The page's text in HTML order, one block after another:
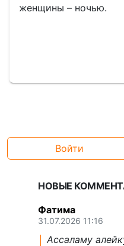
женщины – ночью.
Войти
НОВЫЕ
Фатима
31.07.2026 11:16
Ассаламу